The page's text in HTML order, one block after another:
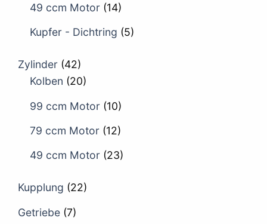
49 ccm Motor (14)
Kupfer - Dichtring (5)
Zylinder (42)
Kolben (20)
99 ccm Motor (10)
79 ccm Motor (12)
49 ccm Motor (23)
Kupplung (22)
Getriebe (7)